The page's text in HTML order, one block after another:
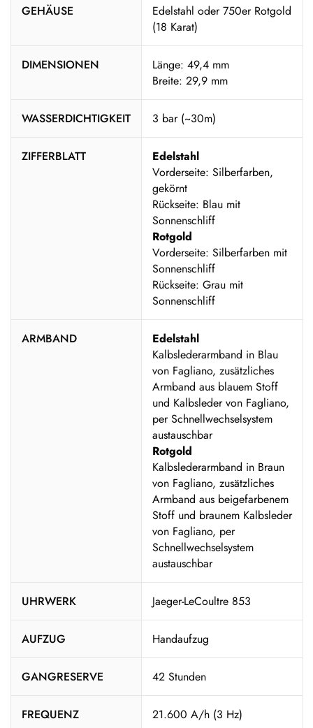
GEHÄUSE
Edelstahl oder 750er Rotgold
(18 Karat)
DIMENSIONEN
Länge: 49,4 mm
Breite: 29,9 mm
WASSERDICHTIGKEIT 3 bar (~30m)
ZIFFERBLATT
Edelstahl
Vorderseite: Silberfarben,
gekörnt
Rückseite: Blau mit
Sonnenschliff
Rotgold
Vorderseite: Silberfarben mit
Sonnenschliff
Rückseite: Grau mit
Sonnenschliff
ARMBAND
Edelstahl
Kalbslederarmband in Blau
von Fagliano, zusätzliches
Armband aus blauem Stoff
und Kalbsleder von Fagliano,
per Schnellwechselsystem
austauschbar
Rotgold
Kalbslederarmband in Braun
von Fagliano, zusätzliches
Armband aus beigefarbenem
Stoff und braunem Kalbsleder
von Fagliano, per
Schnellwechselsystem
austauschbar
UHRWERK Jaeger-LeCoultre 853
AUFZUG Handaufzug
GANGRESERVE 42 Stunden
FREQUENZ 21.600 A/h (3 Hz)